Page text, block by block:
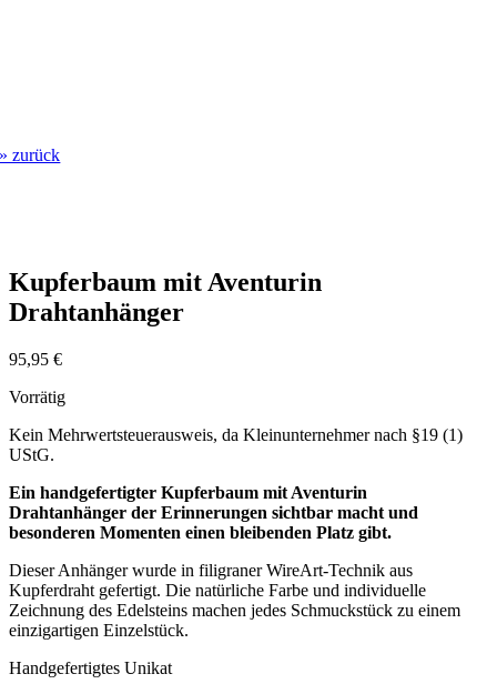
» zurück
Kupferbaum mit Aventurin
Drahtanhänger
95,95 €
Vorrätig
Kein Mehrwertsteuerausweis, da Kleinunternehmer nach §19 (1)
UStG.
Ein handgefertigter Kupferbaum mit Aventurin
Drahtanhänger der Erinnerungen sichtbar macht und
besonderen Momenten einen bleibenden Platz gibt.
Dieser Anhänger wurde in filigraner WireArt-Technik aus
Kupferdraht gefertigt. Die natürliche Farbe und individuelle
Zeichnung des Edelsteins machen jedes Schmuckstück zu einem
einzigartigen Einzelstück.
Handgefertigtes Unikat